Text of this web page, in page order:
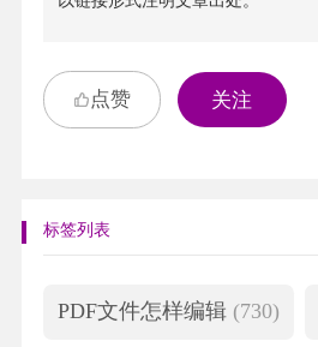
点赞 关注
标签列表
PDF文件怎样编辑 (730)